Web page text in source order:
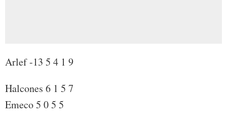
Arlef -13 5 4 1 9
Halcones 6 1 5 7
Emeco 5 0 5 5